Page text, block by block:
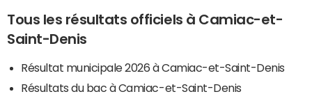
Tous les résultats officiels à Camiac-et-
Saint-Denis
Résultat municipale 2026 à Camiac-et-Saint-Denis
Résultats du bac à Camiac-et-Saint-Denis